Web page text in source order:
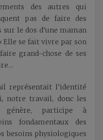
des autres qui
pas de faire des
le dos d’une maman
Elle se fait vivre par son
grand-chose de ses
représentait l’identité
notre travail, donc les
génère, participe à
fondamentaux des
besoins physiologiques